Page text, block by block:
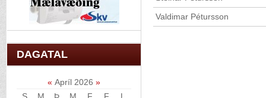
Valdimar Pétursson
DAGATAL
« Apríl 2026 »